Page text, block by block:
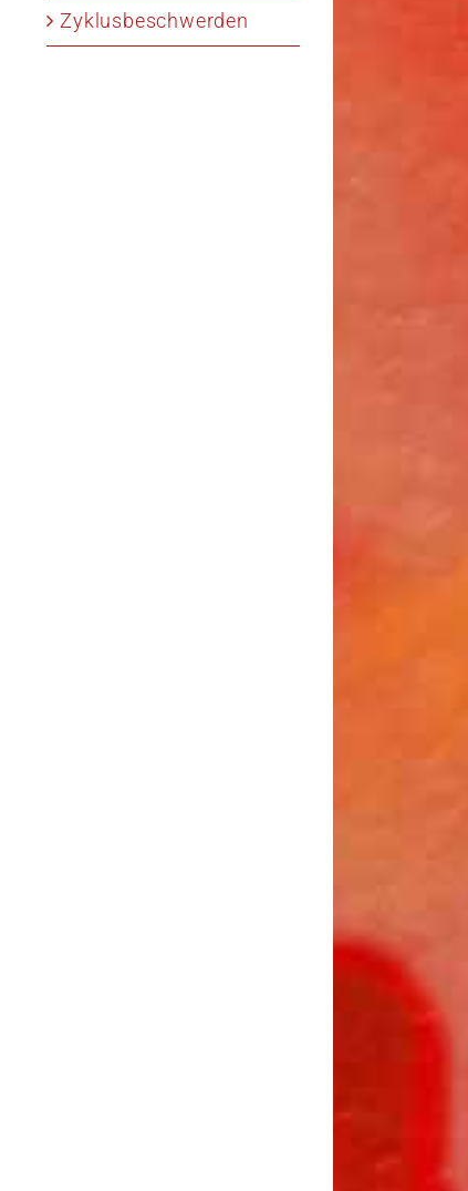
Zyklusbeschwerden